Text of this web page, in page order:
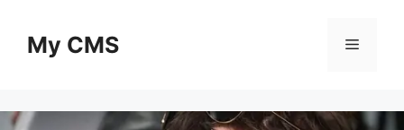
contentMy CMS Menu